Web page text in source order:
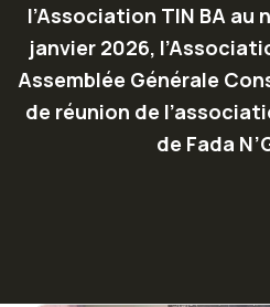
l’Association TIN BA au
janvier 2026,
Assemblée Générale
de réunion de
de Fada